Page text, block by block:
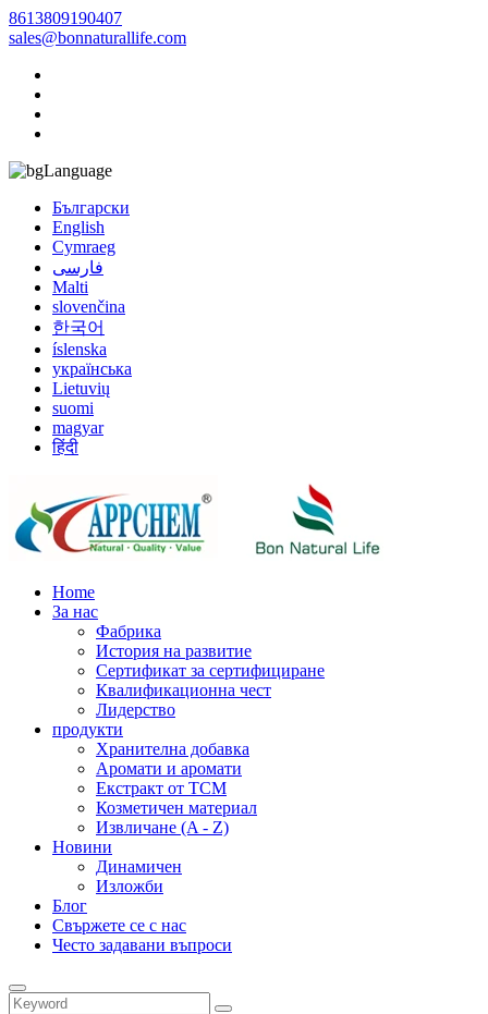
8613809190407
sales@bonnaturallife.com
Language
Български
English
Cymraeg
فارسی
Malti
slovenčina
한국어
íslenska
українська
Lietuvių
suomi
magyar
हिंदी
Home
За нас
Фабрика
История на развитие
Сертификат за сертифициране
Квалификационна чест
Лидерство
продукти
Хранителна добавка
Аромати и аромати
Екстракт от TCM
Козметичен материал
Извличане (A - Z)
Новини
Динамичен
Изложби
Блог
Свържете се с нас
Често задавани въпроси